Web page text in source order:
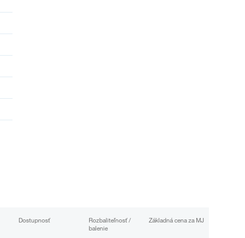
Dostupnosť
Rozbaliteľnosť /
balenie
Základná cena za MJ